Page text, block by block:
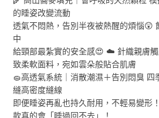
的睡姿改變流動
透氣不悶熱，告別半夜被熱醒的煩惱😲
中
給頸部最紮實的安全感😍 ☁️ 針織親膚
致柔軟面料，宛如雲朵般貼合肌膚
🧽高透氣系統｜消散潮濕＋告別悶臭
縫高密度縫線
即便睡姿再亂也持久耐用，不輕易變形
款真的會「睡過回不去」！